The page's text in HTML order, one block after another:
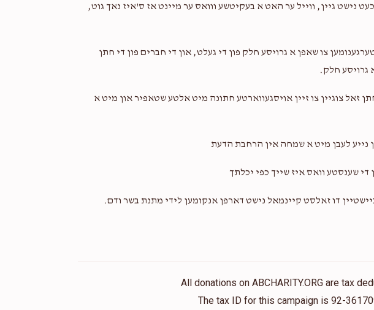
נישט גיין, ווייל ער האט א בעקיטשע ווואס ער מיינט אז ס'איז נאך גוט,
צו שאפן א גרויסע חלק פון די געלט, און די חברים פון די חתן
גרויסע חלק.
זאל צוגיין צו זיין אויסגעווארטע חתונה מיט אלטע שטאפיר און מיט א
נייע לעבן מיט א שמחה אין הרחבת הדעת
שענסטע וואס איז שייך כפי יכלתך
דו זאלסט קיינמאל נישט דארפן אנקומען לידי מתנת בשר ודם.
All donations on ABCHARITY.ORG are tax
The tax ID for this campaign is 92-